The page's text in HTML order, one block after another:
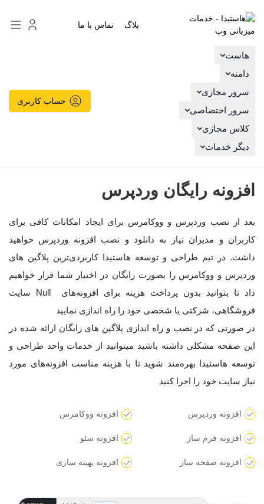
هاستیدا
بلاگ تماس با ما
هاست
دامنه
سرور مجازی
سرور اختصاصی
کلاس مجازی
دیگر خدمات
حساب کاربری
افزونه رایگان وردپرس
بعد از نصب وردپرس و ووکامرس برای ایجاد امکانات کافی برای
کاربران و مدیران نیاز به دانلود و نصب افزونه وردپرس خواهید
داشت. در تیم طراحی و توسعه هاستیدا کاربردی‌ترین پلاگین های
وردپرس و ووکامرس را بصورت رایگان در اختیار شما قرار خواهیم
داد تا بتوانید بدون پرداخت هزینه برای افزونه‌های Null سایت
فروشگاهی، شرکتی یا شخصی خود را راه اندازی نمایید
در صورتی که در نصب و راه اندازی پلاگین های رایگان ارائه شده در
این صفحه مشکلی داشته باشید میتوانید از خدمات واحد طراحی و
توسعه هاستیدا بهره‌مند شوید تا با هزینه مناسب افزونه‌های مورد
نیاز سایت خود را اجرا کنید
افزونه وردپرس افزونه ووکامرس
افزونه فرم ساز افزونه سئو
افزونه صفحه ساز افزونه بهینه سازی